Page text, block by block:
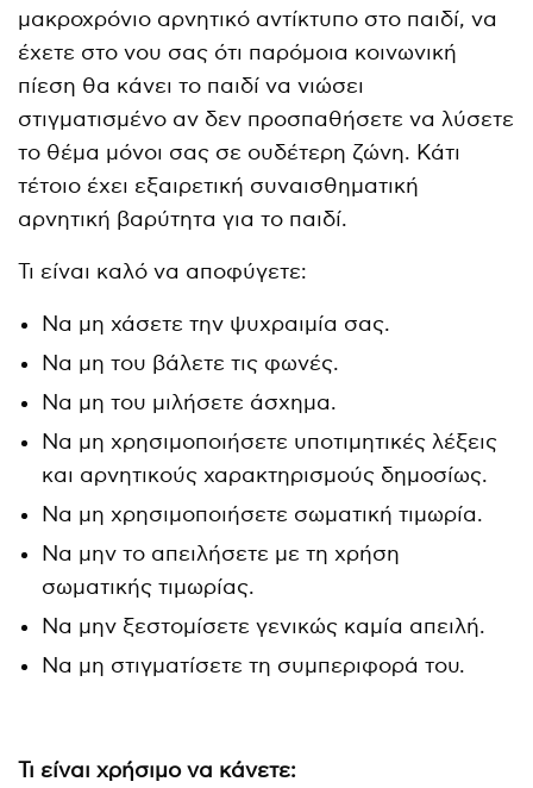
μακροχρόνιο αρνητικό αντίκτυπο στο παιδί, να
έχετε στο νου σας ότι παρόμοια κοινωνική
πίεση θα κάνει το παιδί να νιώσει
στιγματισμένο αν δεν προσπαθήσετε να λύσετε
το θέμα μόνοι σας σε ουδέτερη ζώνη. Κάτι
τέτοιο έχει εξαιρετική συναισθηματική
αρνητική βαρύτητα για το παιδί.
Τι είναι καλό να αποφύγετε:
Να μη χάσετε την ψυχραιμία σας.
Να μη του βάλετε τις φωνές.
Να μη του μιλήσετε άσχημα.
Να μη χρησιμοποιήσετε υποτιμητικές λέξεις
και αρνητικούς χαρακτηρισμούς δημοσίως.
Να μη χρησιμοποιήσετε σωματική τιμωρία.
Να μην το απειλήσετε με τη χρήση
σωματικής τιμωρίας.
Να μην ξεστομίσετε γενικώς καμία απειλή.
Να μη στιγματίσετε τη συμπεριφορά του.
Τι είναι χρήσιμο να κάνετε: